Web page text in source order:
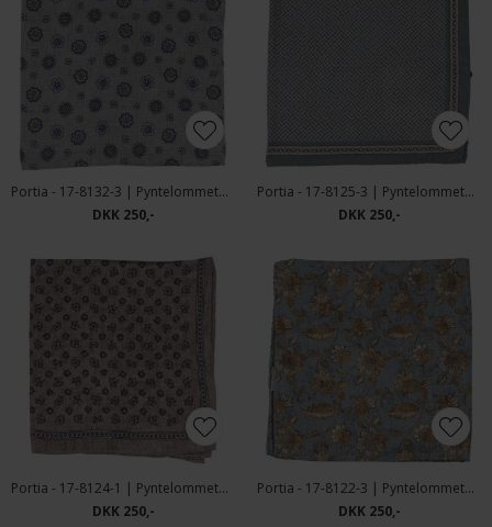
Portia - 17-8132-3 | Pyntelommetørklæde
DKK 250,-
Portia - 17-8125-3 | Pyntelommetørklæde
DKK 250,-
Portia - 17-8124-1 | Pyntelommetørklæde
DKK 250,-
Portia - 17-8122-3 | Pyntelommetørklæde
DKK 250,-